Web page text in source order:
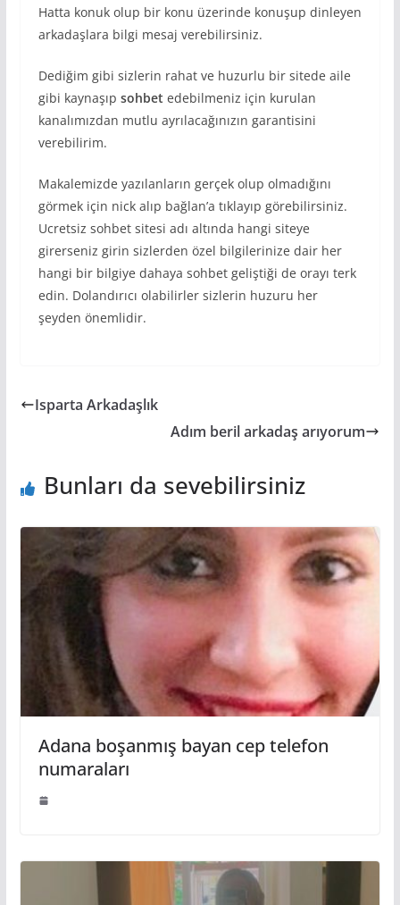
Hatta konuk olup bir konu üzerinde konuşup dinleyen
arkadaşlara bilgi mesaj verebilirsiniz.
Dediğim gibi sizlerin rahat ve huzurlu bir sitede aile
gibi kaynaşıp sohbet edebilmeniz için kurulan
kanalımızdan mutlu ayrılacağınızın garantisini
verebilirim.
Makalemizde yazılanların gerçek olup olmadığını
görmek için nick alıp bağlan’a tıklayıp görebilirsiniz.
Ucretsiz sohbet sitesi adı altında hangi siteye
girerseniz girin sizlerden özel bilgilerinize dair her
hangi bir bilgiye dahaya sohbet geliştiği de orayı terk
edin. Dolandırıcı olabilirler sizlerin huzuru her
şeyden önemlidir.
Isparta Arkadaşlık
Adım beril arkadaş arıyorum
Bunları da sevebilirsiniz
Adana boşanmış bayan cep telefon
numaraları